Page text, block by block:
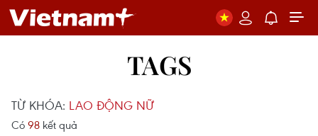
TAGS
TỪ KHÓA: LAO ĐỘNG NỮ
Có 98 kết quả